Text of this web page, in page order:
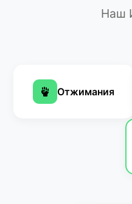
Наш
Отжимания